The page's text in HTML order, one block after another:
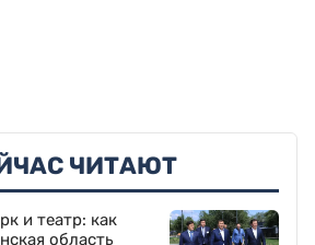
ЧИТАЮТ
и театр: как
область